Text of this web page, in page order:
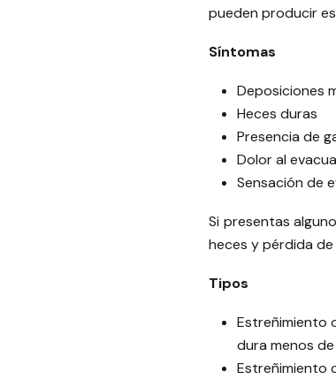
pueden producir
Síntomas
Deposiciones
Heces duras
Presencia de
Dolor al
Sensación de
Si presentas
heces y pérdida de
Tipos
Estreñimiento
dura menos
Estreñimiento